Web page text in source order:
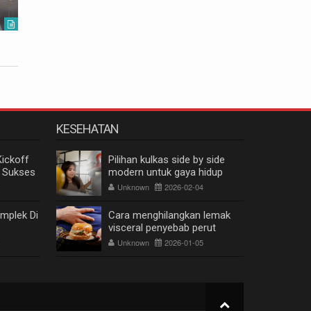
Di
KESEHATAN
Pilihan kulkas side by side
modern untuk gaya hidup
keluarga masa kini
Unknown 2026-02-04
Cara menghilangkan lemak
visceral penyebab perut
buncit, singkirkan 4 kebiasaan
Unknown 2026-01-05